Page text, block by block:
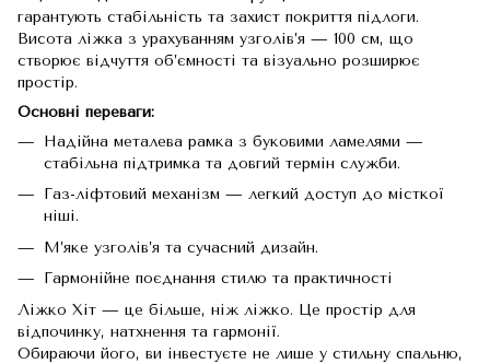
гарантують стабільність та захист покриття підлоги.
Висота ліжка з урахуванням узголів’я — 100 см, що
створює відчуття об’ємності та візуально розширює
простір.
Основні переваги:
Надійна металева рамка з буковими ламелями —
стабільна підтримка та довгий термін служби.
Газ-ліфтовий механізм — легкий доступ до місткої
ніші.
М’яке узголів’я та сучасний дизайн.
Гармонійне поєднання стилю та практичності
Ліжко Хіт — це більше, ніж ліжко. Це простір для
відпочинку, натхнення та гармонії.
Обираючи його, ви інвестуєте не лише у стильну спальню,